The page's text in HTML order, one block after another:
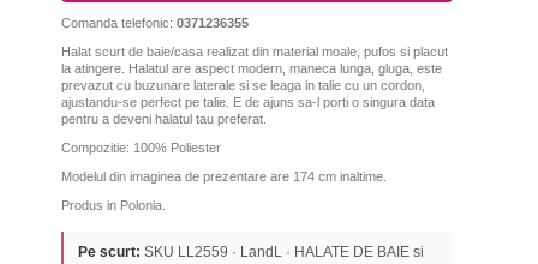
Comanda telefonic: 0371236355
Halat scurt de baie/casa realizat din material moale, pufos si placut
la atingere. Halatul are aspect modern, maneca lunga, gluga, este
prevazut cu buzunare laterale si se leaga in talie cu un cordon,
ajustandu-se perfect pe talie. E de ajuns sa-l porti o singura data
pentru a deveni halatul tau preferat.
Compozitie: 100% Poliester
Modelul din imaginea de prezentare are 174 cm inaltime.
Produs in Polonia.
Pe scurt: SKU LL2559 · LandL · HALATE DE BAIE si